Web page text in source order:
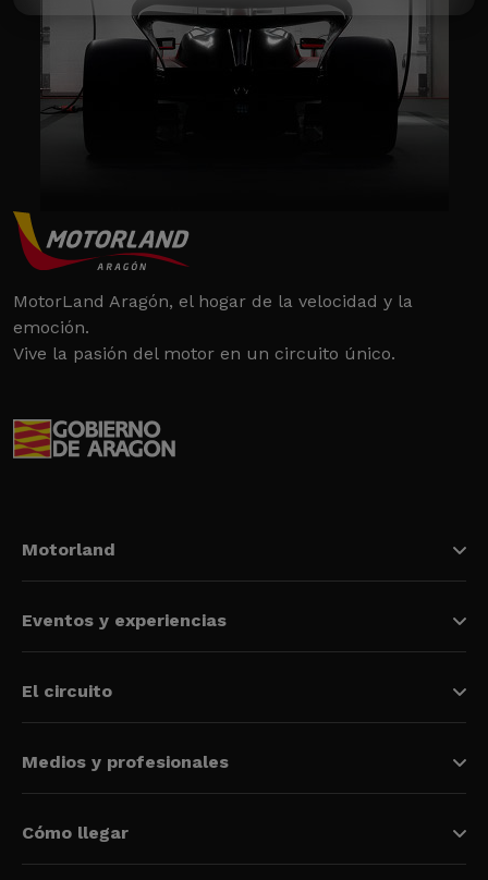
MotorLand Aragón, el hogar de la velocidad y la
emoción.
Vive la pasión del motor en un circuito único.
Motorland
Eventos y experiencias
El circuito
Medios y profesionales
Cómo llegar